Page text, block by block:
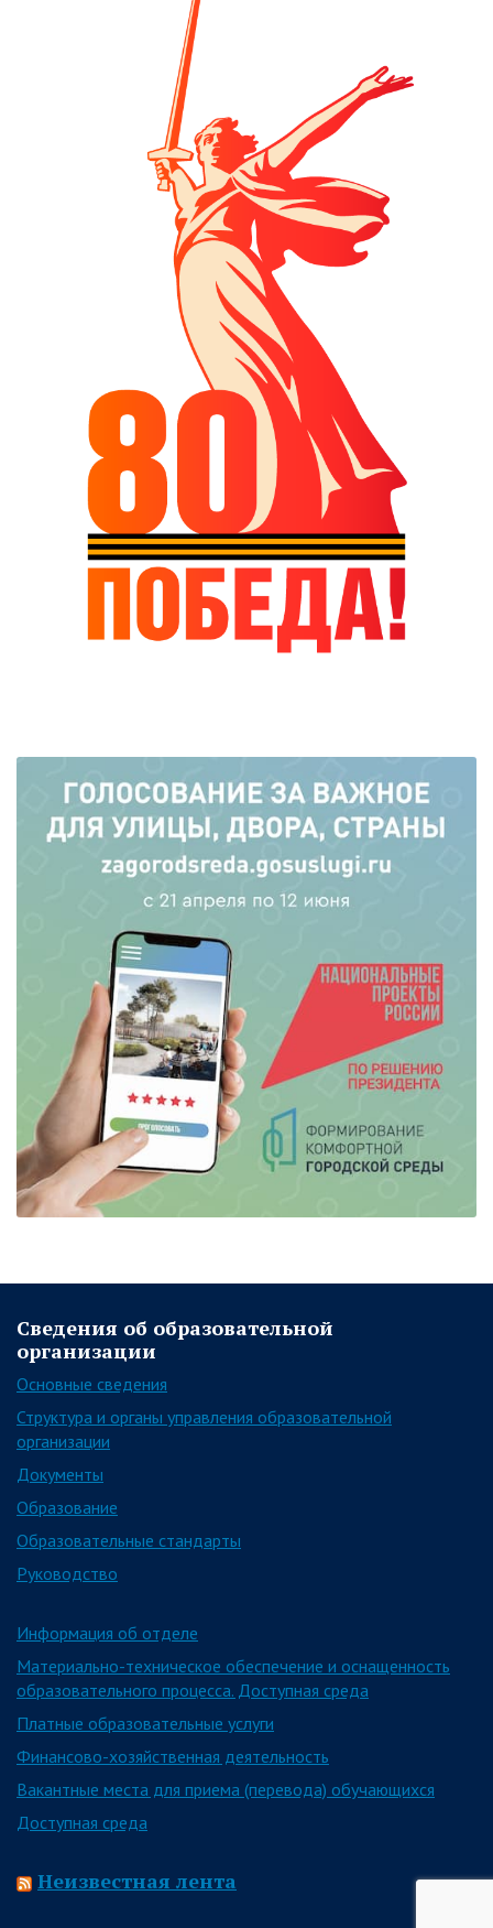
Сведения об образовательной
организации
Основные сведения
Структура и органы управления образовательной
организации
Документы
Образование
Образовательные стандарты
Руководство
Информация об отделе
Материально-техническое обеспечение и оснащенность
образовательного процесса. Доступная среда
Платные образовательные услуги
Финансово-хозяйственная деятельность
Вакантные места для приема (перевода) обучающихся
Доступная среда
Неизвестная лента